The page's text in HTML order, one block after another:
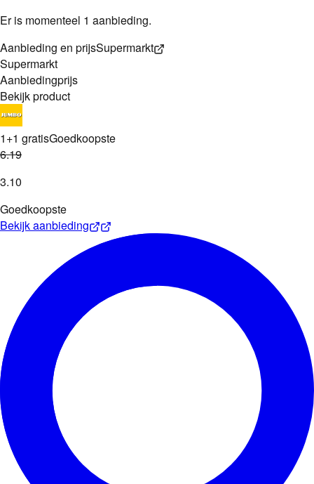
Er is momenteel 1 aanbieding.
Aanbieding en prijsSupermarkt
Supermarkt
Aanbiedingprijs
Bekijk product
1+1 gratisGoedkoopste
6.19
3.10
Goedkoopste
Bekijk aanbieding